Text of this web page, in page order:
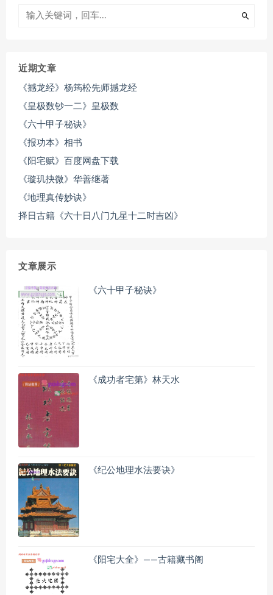
近期文章
《撼龙经》杨筠松先师撼龙经
《皇极数钞一二》皇极数
《六十甲子秘诀》
《报功本》相书
《阳宅赋》百度网盘下载
《璇玑抉微》华善继著
《地理真传妙诀》
择日古籍《六十日八门九星十二时吉凶》
文章展示
《六十甲子秘诀》
《成功者宅第》林天水
《纪公地理水法要诀》
《阳宅大全》——古籍藏书阁